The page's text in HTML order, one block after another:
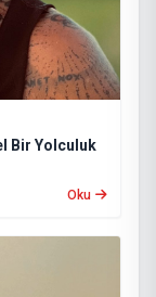
Bir Yolculuk
Oku